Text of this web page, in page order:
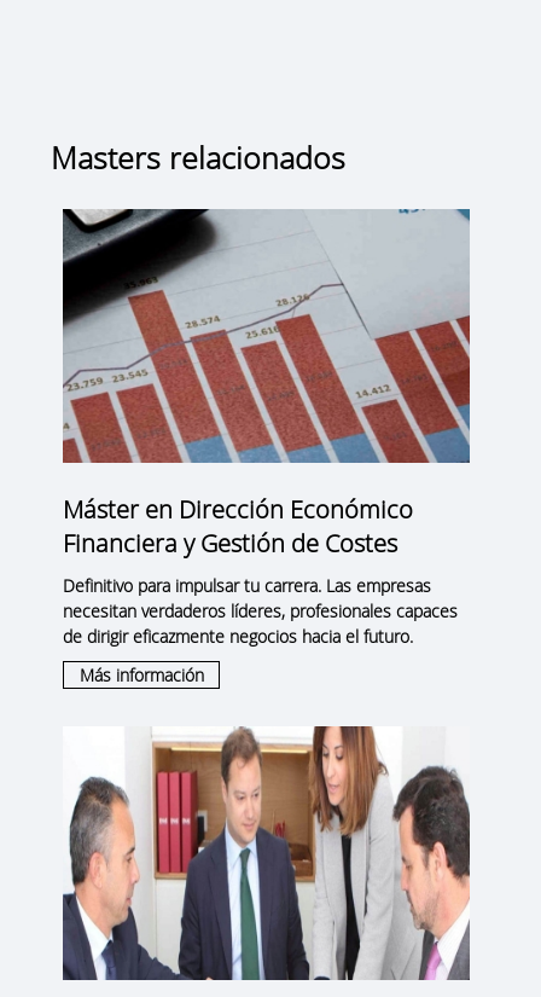
Masters relacionados
Máster en Dirección Económico
Financiera y Gestión de Costes
Definitivo para impulsar tu carrera. Las empresas
necesitan verdaderos líderes, profesionales capaces
de dirigir eficazmente negocios hacia el futuro.
Más información